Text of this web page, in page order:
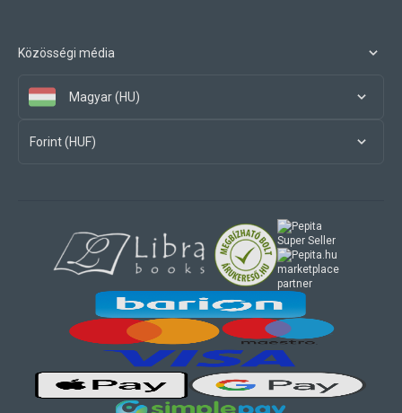
Közösségi média
Magyar (HU)
Forint (HUF)
marketplace
partner